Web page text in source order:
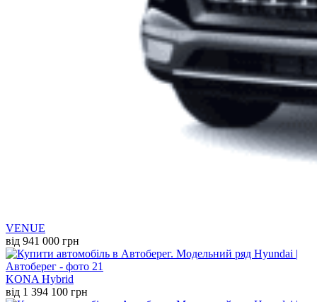
VENUE
від 941 000 грн
KONA Hybrid
від 1 394 100 грн